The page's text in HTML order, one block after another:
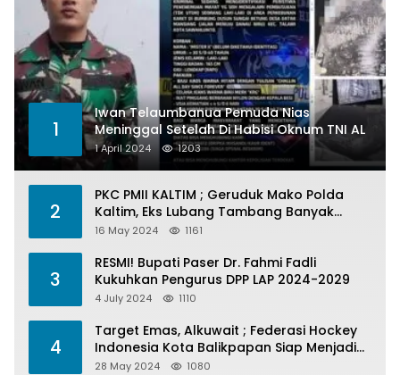
1
Iwan Telaumbanua Pemuda Nias
Meninggal Setelah Di Habisi Oknum TNI AL
1 April 2024 1203
2
PKC PMII KALTIM ; Geruduk Mako Polda
Kaltim, Eks Lubang Tambang Banyak
Menelan Korban
16 May 2024 1161
3
RESMI! Bupati Paser Dr. Fahmi Fadli
Kukuhkan Pengurus DPP LAP 2024-2029
4 July 2024 1110
4
Target Emas, Alkuwait ; Federasi Hockey
Indonesia Kota Balikpapan Siap Menjadi
Barometer Prestasi Di Kaltim
28 May 2024 1080